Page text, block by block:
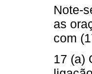
Note-
as
com
17 (a)